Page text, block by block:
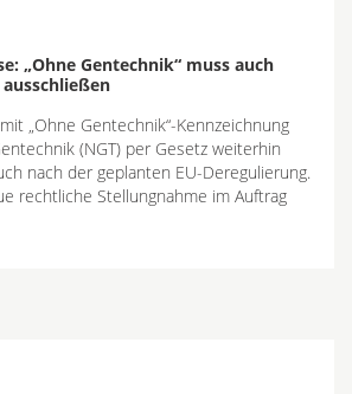
„Ohne Gentechnik“ muss auch
„Ohne Gentechnik“-Kennzeichnung
(NGT) per Gesetz weiterhin
nach der geplanten EU-Deregulierung.
rechtliche Stellungnahme im Auftrag